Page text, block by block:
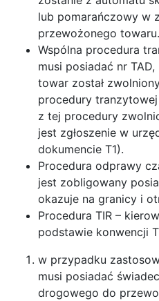
lub pomarańczowy w
przewożonego towaru.
Wspólna procedura
musi posiadać nr
towar został
procedury tranzytowej
z tej procedury
jest zgłoszenie w
dokumencie T1).
Procedura odprawy
jest zobligowany
okazuje na granicy i
Procedura TIR –
podstawie konwencji
w przypadku
musi posiadać
drogowego do